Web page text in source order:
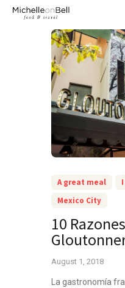
A great meal
Mexico City
10
August 1, 2018
La gastronomía